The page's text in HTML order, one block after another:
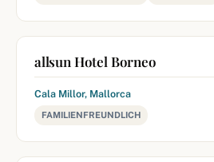
allsun Hotel Borneo
Cala Millor, Mallorca
FAMILIENFREUNDLICH